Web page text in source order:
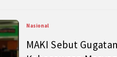
Nasional
MAKI Sebut